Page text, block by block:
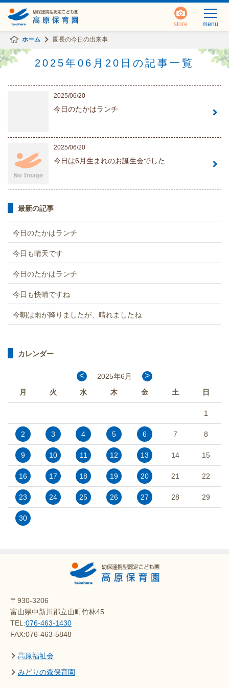
menu
store
ホーム 園長の今日の出来事
2025年06月20日の記事一覧
2025/06/20
今日のたかはランチ
2025/06/20
今日は6月生まれのお誕生会でした
最新の記事
今日のたかはランチ
今日も晴天です
今日のたかはランチ
今日も快晴ですね
今朝は雨が降りましたが、晴れましたね
カレンダー
< 2025年6月 >
月 火 水 木 金 土 日
1
2 3 4 5 6 7 8
9 10 11 12 13 14 15
16 17 18 19 20 21 22
23 24 25 26 27 28 29
30
〒930-3206
富山県中新川郡立山町竹林45
TEL:076-463-1430
FAX:076-463-5848
高原福祉会
みどりの森保育園